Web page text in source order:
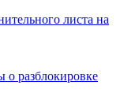
листа на
разблокировке